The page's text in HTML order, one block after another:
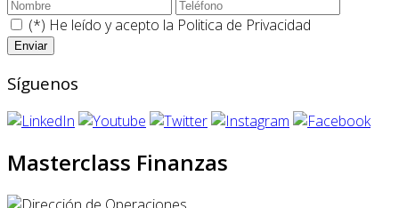
(*) He leído y acepto la Politica de Privacidad
Síguenos
Masterclass Finanzas